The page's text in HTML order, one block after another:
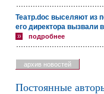
Театр.doc выселяют из
его директора вызвали
подробнее
архив новостей
Постоянные